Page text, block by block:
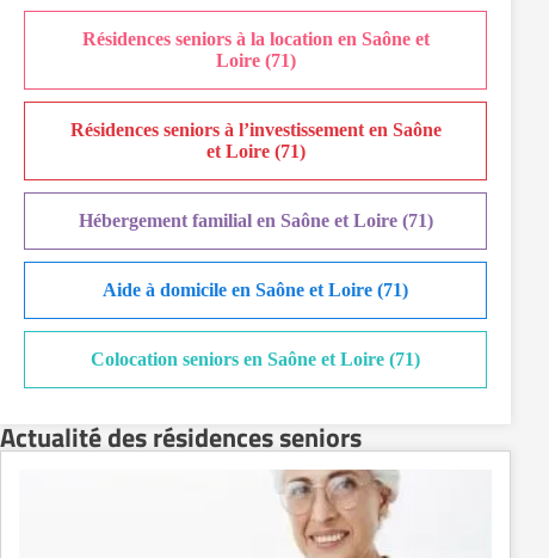
Résidences seniors à la location en Saône et
Loire (71)
Résidences seniors à l’investissement en Saône
et Loire (71)
Hébergement familial en Saône et Loire (71)
Aide à domicile en Saône et Loire (71)
Colocation seniors en Saône et Loire (71)
Actualité des résidences seniors